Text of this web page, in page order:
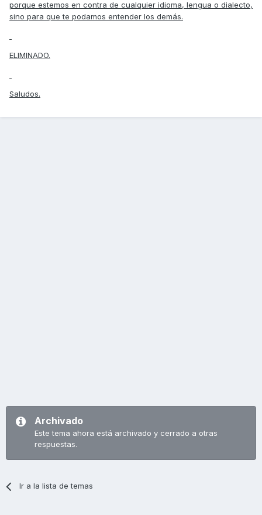
porque estemos en contra de cualquier idioma, lengua o dialecto,
sino para que te podamos entender los demás.
ELIMINADO.
Saludos.
Archivado
Este tema ahora está archivado y cerrado a otras
respuestas.
Ir a la lista de temas